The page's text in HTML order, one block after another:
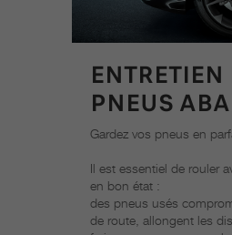
ENTRETIEN
PNEUS
Gardez vos pneus en
Il est essentiel de rouler
en bon état :
des pneus usés
de route, allongent les